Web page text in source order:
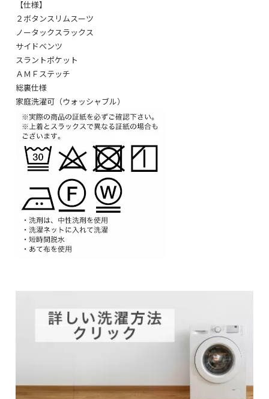
【仕様】
２ボタンスリムスーツ
ノータックスラックス
サイドベンツ
スラントポケット
ＡＭＦステッチ
総裏仕様
家庭洗濯可（ウォッシャブル）